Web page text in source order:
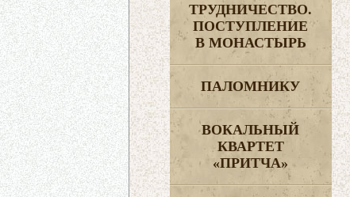
ТРУДНИЧЕСТВО.
ПОСТУПЛЕНИЕ
В МОНАСТЫРЬ
ПАЛОМНИКУ
ВОКАЛЬНЫЙ
КВАРТЕТ
«ПРИТЧА»